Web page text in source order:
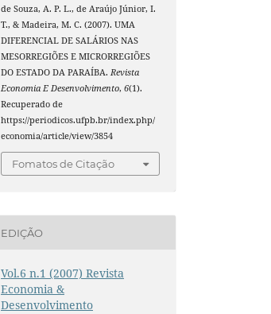
de Souza, A. P. L., de Araújo Júnior, I.
T., & Madeira, M. C. (2007). UMA
DIFERENCIAL DE SALÁRIOS NAS
MESORREGIÕES E MICRORREGIÕES
DO ESTADO DA PARAÍBA. Revista
Economia E Desenvolvimento,6(1).
Recuperado de
https://periodicos.ufpb.br/index.php/
economia/article/view/3854
Fomatos de Citação
EDIÇÃO
Vol.6 n.1 (2007) Revista
Economia &
Desenvolvimento